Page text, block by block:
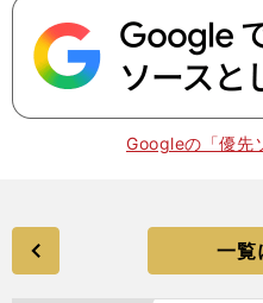
Googleの「優先
一覧